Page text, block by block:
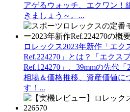
アゲるウォッチ、エクワン！
きましょう～。...
ロレックス2023年新作「エク
Ref.224270」とは？「エクス
Ref.124270」、39mmの先代
相場＆価格推移、資産価値に
す！...